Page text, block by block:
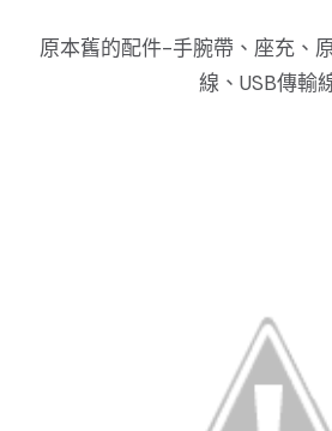
原本舊的配件-手腕帶、座充、
線、USB傳輸